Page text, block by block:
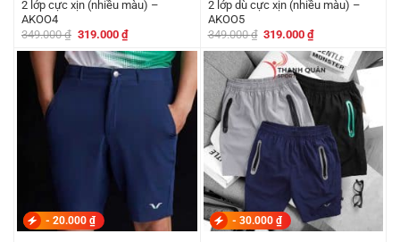
2 lớp cực xịn (nhiều màu) –
AKOO4
349.000₫ Giá
là:
349.000 ₫.
319.000 ₫Giá
hiện
tại
là:
319.000 ₫.
2 lớp dù cực xịn (nhiều màu) –
AKOO5
349.000₫ Giá
là:
349.000 ₫.
319.000₫Giá
tại
là:
319.000 ₫.
- 20.000 ₫ - 30.000 ₫